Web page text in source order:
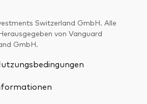
Switzerland GmbH. Alle
von Vanguard
GmbH.